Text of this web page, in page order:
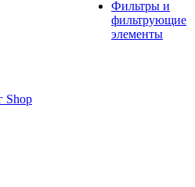
Фильтры и
фильтрующие
элементы